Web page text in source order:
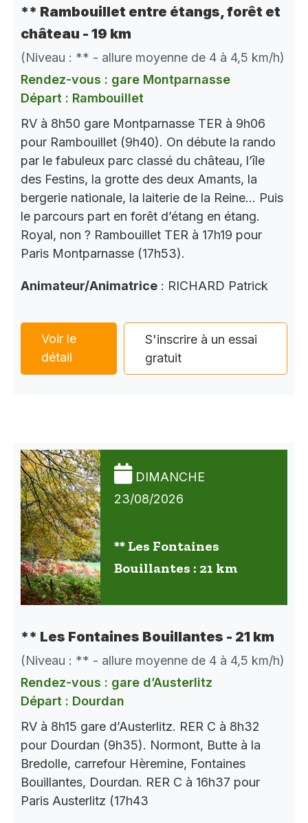
** Rambouillet entre étangs, forêt et
château - 19 km
(Niveau : ** - allure moyenne de 4 à 4,5 km/h)
Rendez-vous : gare Montparnasse
Départ : Rambouillet
RV à 8h50 gare Montparnasse TER à 9h06
pour Rambouillet (9h40). On débute la rando
par le fabuleux parc classé du château, l’île
des Festins, la grotte des deux Amants, la
bergerie nationale, la laiterie de la Reine… Puis
le parcours part en forêt d’étang en étang.
Royal, non ? Rambouillet TER à 17h19 pour
Paris Montparnasse (17h53).
Animateur/Animatrice : RICHARD Patrick
Voir le
détail
S'inscrire à un essai
gratuit
DIMANCHE
23/08/2026
** Les Fontaines
Bouillantes : 21 km
** Les Fontaines Bouillantes - 21 km
(Niveau : ** - allure moyenne de 4 à 4,5 km/h)
Rendez-vous : gare d’Austerlitz
Départ : Dourdan
RV à 8h15 gare d’Austerlitz. RER C à 8h32
pour Dourdan (9h35). Normont, Butte à la
Bredolle, carrefour Hèremine, Fontaines
Bouillantes, Dourdan. RER C à 16h37 pour
Paris Austerlitz (17h43